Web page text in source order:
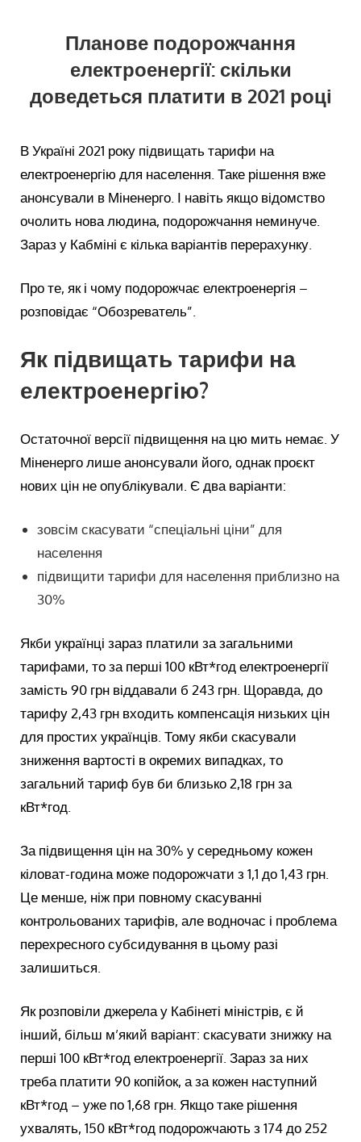
Планове подорожчання
електроенергії: скільки
доведеться платити в 2021 році
В Україні 2021 року підвищать тарифи на
електроенергію для населення. Таке рішення вже
анонсували в Міненерго. І навіть якщо відомство
очолить нова людина, подорожчання неминуче.
Зараз у Кабміні є кілька варіантів перерахунку.
Про те, як і чому подорожчає електроенергія –
розповідає “Обозреватель”.
Як підвищать тарифи на
електроенергію?
Остаточної версії підвищення на цю мить немає. У
Міненерго лише анонсували його, однак проєкт
нових цін не опублікували. Є два варіанти:
зовсім скасувати “спеціальні ціни” для
населення
підвищити тарифи для населення приблизно на
30%
Якби українці зараз платили за загальними
тарифами, то за перші 100 кВт*год електроенергії
замість 90 грн віддавали б 243 грн. Щоравда, до
тарифу 2,43 грн входить компенсація низьких цін
для простих українців. Тому якби скасували
зниження вартості в окремих випадках, то
загальний тариф був би близько 2,18 грн за
кВт*год.
За підвищення цін на 30% у середньому кожен
кіловат-година може подорожчати з 1,1 до 1,43 грн.
Це менше, ніж при повному скасуванні
контрольованих тарифів, але водночас і проблема
перехресного субсидування в цьому разі
залишиться.
Як розповіли джерела у Кабінеті міністрів, є й
інший, більш м’який варіант: скасувати знижку на
перші 100 кВт*год електроенергії. Зараз за них
треба платити 90 копійок, а за кожен наступний
кВт*год – уже по 1,68 грн. Якщо таке рішення
ухвалять, 150 кВт*год подорожчають з 174 до 252